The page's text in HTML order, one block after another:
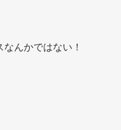
なんかではない！